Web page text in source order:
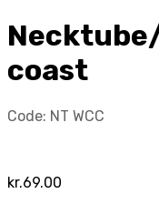
coast
Code: NT WCC
kr.69.00